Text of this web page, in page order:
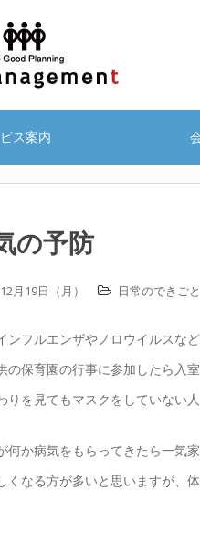
ス案内
の予防
月19日（月） 日常のできごと
ンフルエンザやノロウイルスな
の保育園の行事に参加したら入
りを見てもマスクをしていない
何か病気をもらってきたら一気
くなる方が多いと思いますが、